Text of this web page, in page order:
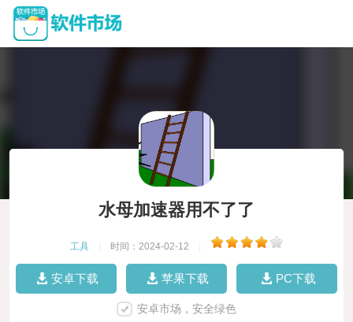
水母加速器用不了了
工具 时间：2024-02-12
安卓下载 苹果下载 PC下载
安卓市场，安全绿色